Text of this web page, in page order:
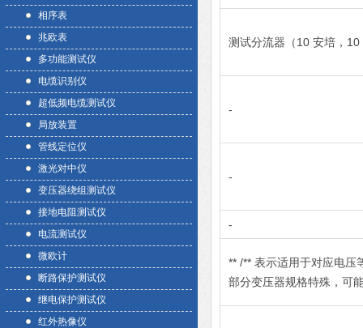
相序表
兆欧表
多功能测试仪
电缆识别仪
超低频电缆测试仪
局放装置
管线定位仪
激光对中仪
变压器绕组测试仪
接地电阻测试仪
电流测试仪
微欧计
断路保护测试仪
继电保护测试仪
红外热像仪
测试分流器（10 安培，10
-
-
-
** /** 表示适用于对应电压
部分变压器规格特殊，可